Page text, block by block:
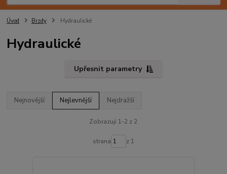
Úvod Brzdy Hydraulické
Hydraulické
Upřesnit parametry
Nejnovější Nejlevnější Nejdražší
Zobrazuji 1-2 z 2
strana z 1